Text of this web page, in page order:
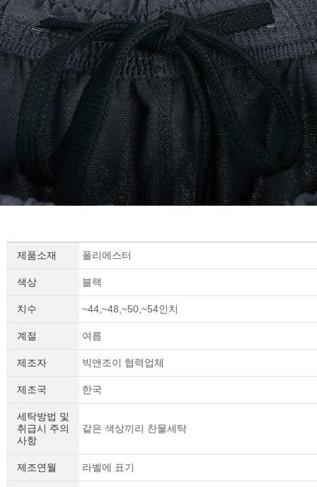
제품소재 폴리에스터
색상 블랙
치수 ~44,~48,~50,~54인치
계절 여름
제조자 빅앤조이 협력업체
제조국 한국
세탁방법 및
취급시 주의
사항
같은 색상끼리 찬물세탁
제조연월 라벨에 표기